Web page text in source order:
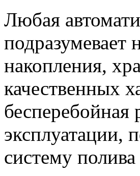
Любая
подразумевает
накопления,
качественных
бесперебойная
эксплуатации,
систему